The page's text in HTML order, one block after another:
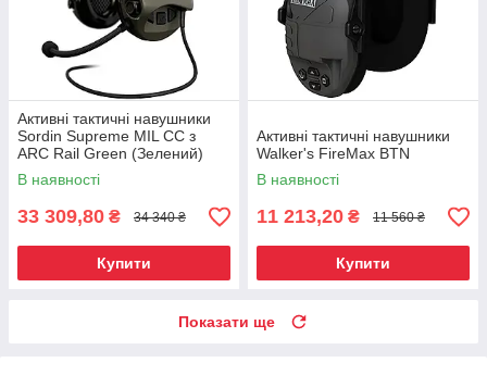
Активні тактичні навушники
Sordin Supreme MIL CC з
ARC Rail Green (Зелений)
В наявності
33 309,80 ₴ 34 340 ₴
Купити
Активні тактичні навушники
Walker's FireMax BTN
В наявності
11 213,20 ₴ 11 560 ₴
Купити
Показати ще